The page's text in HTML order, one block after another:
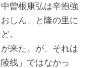
曽根康弘は辛抱強
しん」と隆の里に
。
来た。が、それは
线 」ではなかっ